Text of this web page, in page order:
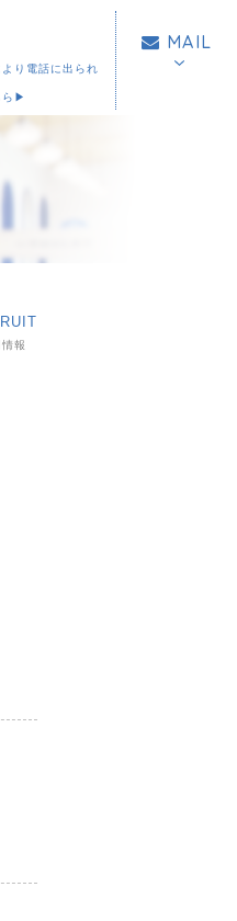
り電話に出られ
ら▶︎
MAIL
報